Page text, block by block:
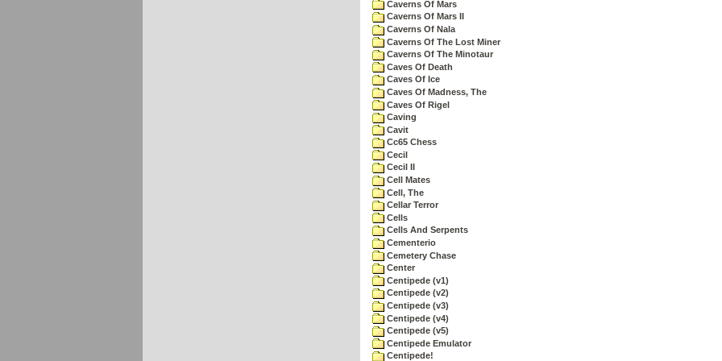
Caverns Of Mars
Caverns Of Mars II
Caverns Of Nala
Caverns Of The Lost Miner
Caverns Of The Minotaur
Caves Of Death
Caves Of Ice
Caves Of Madness, The
Caves Of Rigel
Caving
Cavit
Cc65 Chess
Cecil
Cecil II
Cell Mates
Cell, The
Cellar Terror
Cells
Cells And Serpents
Cementerio
Cemetery Chase
Center
Centipede (v1)
Centipede (v2)
Centipede (v3)
Centipede (v4)
Centipede (v5)
Centipede Emulator
Centipede!